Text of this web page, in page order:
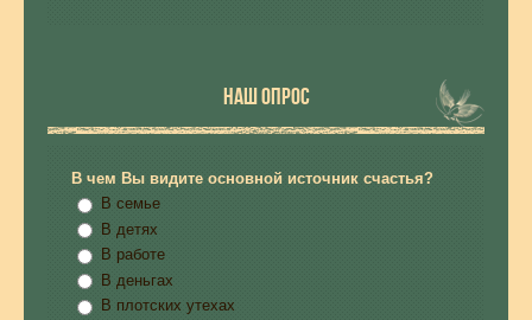
НАШ ОПРОС
В чем Вы видите основной источник счастья?
В семье
В детях
В работе
В деньгах
В плотских утехах